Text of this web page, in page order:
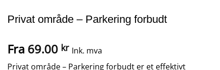
Privat område – Parkering forbudt
Fra 69.00 kr Ink. mva
Privat område – Parkering forbudt er et effektivt